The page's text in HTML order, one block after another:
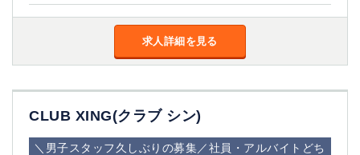
求人詳細を見る
CLUB XING(クラブ シン)
＼男子スタッフ久しぶりの募集／社員・アルバイトどち